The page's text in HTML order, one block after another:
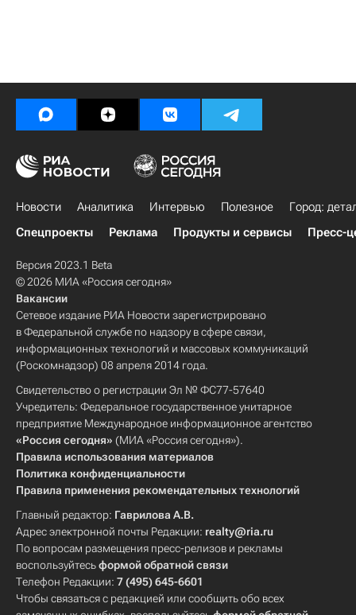
Новости Аналитика Интервью Полезное
Город:
Спецпроекты
Реклама Продукты и сервисы Пресс-
Версия 2023.1 Beta
© 2026 МИА «Россия сегодня»
Вакансии
Сетевое издание РИА Новости зарегистрировано
в Федеральной службе по надзору в сфере связи,
информационных технологий и массовых коммуникаций
(Роскомнадзор) 08 апреля 2014 года.
Свидетельство о регистрации Эл № ФС77-57640
Учредитель: Федеральное государственное унитарное
предприятие Международное информационное агентство
«Россия сегодня» (МИА «Россия сегодня»).
Правила использования материалов
Политика конфиденциальности
Правила применения рекомендательных технологий
Главный редактор: Гаврилова А.В.
Адрес электронной почты Редакции: realty@ria.ru
По вопросам размещения пресс-релизов и рекламы
воспользуйтесьформой обратной связи
Телефон Редакции: 7 (495) 645-6601
Чтобы связаться с редакцией или сообщить обо всех